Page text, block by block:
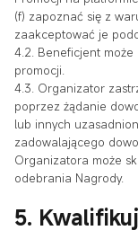
(f) zapoznać się z
zaakceptować je
4.2. Beneficjent
promocji.
4.3. Organizator
poprzez żądanie
lub innych
zadowalającego
Organizatora może
odebrania Nagrody.
5.